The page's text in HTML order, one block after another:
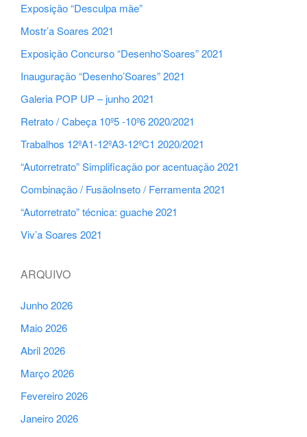
Exposição “Desculpa mãe”
Mostr’a Soares 2021
Exposição Concurso “Desenho’Soares” 2021
Inauguração “Desenho’Soares” 2021
Galeria POP UP – junho 2021
Retrato / Cabeça 10º5 -10º6 2020/2021
Trabalhos 12ºA1-12ºA3-12ºC1 2020/2021
“Autorretrato” Simplificação por acentuação 2021
Combinação / FusãoInseto / Ferramenta 2021
“Autorretrato” técnica: guache 2021
Viv’a Soares 2021
ARQUIVO
Junho 2026
Maio 2026
Abril 2026
Março 2026
Fevereiro 2026
Janeiro 2026